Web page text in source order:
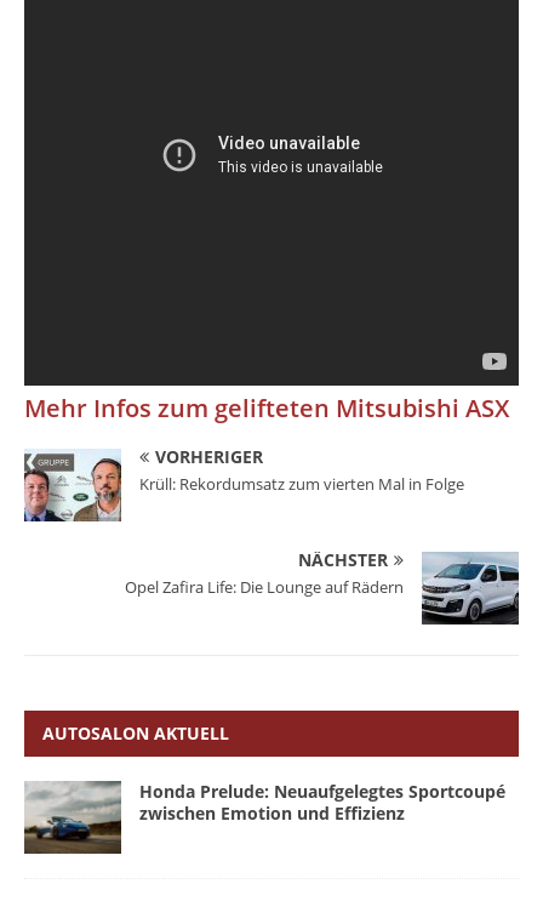
Mehr Infos zum gelifteten Mitsubishi ASX
VORHERIGER
Krüll: Rekordumsatz zum vierten Mal in Folge
NÄCHSTER
Opel Zafira Life: Die Lounge auf Rädern
AUTOSALON AKTUELL
Honda Prelude: Neuaufgelegtes Sportcoupé
zwischen Emotion und Effizienz